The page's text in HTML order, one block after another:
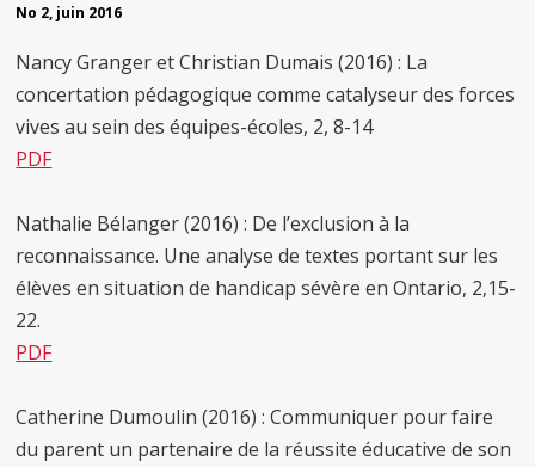
No 2, juin 2016
Nancy Granger et Christian Dumais (2016) : La
concertation pédagogique comme catalyseur des forces
vives au sein des équipes-écoles, 2, 8-14
PDF
Nathalie Bélanger (2016) : De l’exclusion à la
reconnaissance. Une analyse de textes portant sur les
élèves en situation de handicap sévère en Ontario, 2,15-
22.
PDF
Catherine Dumoulin (2016) : Communiquer pour faire
du parent un partenaire de la réussite éducative de son